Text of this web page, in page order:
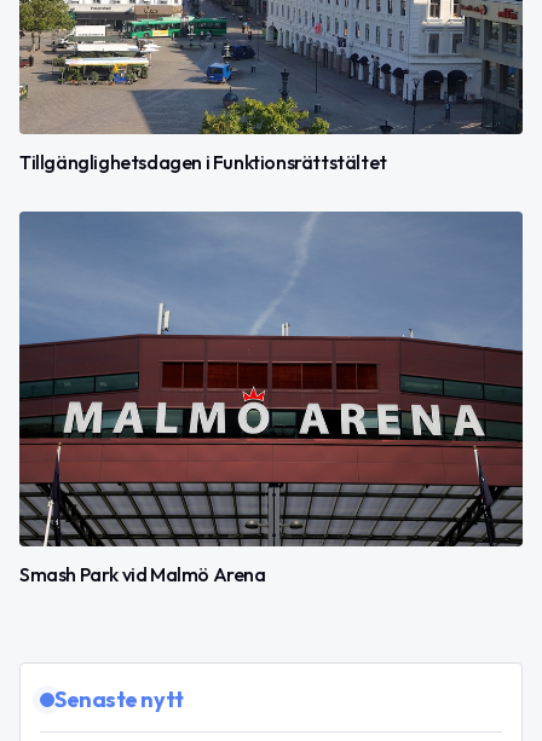
Tillgänglighetsdagen i Funktionsrättstältet
Smash Park vid Malmö Arena
Senaste nytt